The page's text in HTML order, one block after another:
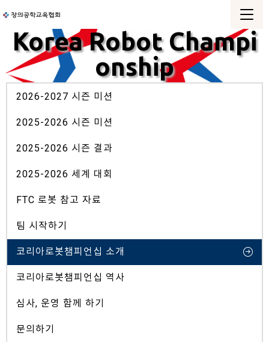
Korea Robot Champi
onship
2026-2027 시즌 미션
2025-2026 시즌 미션
2025-2026 시즌 결과
2025-2026 세계 대회
FTC 로봇 참고 자료
팀 시작하기
코리아로봇챔피언십 소개
코리아로봇챔피언십 역사
심사, 운영 함께 하기
문의하기